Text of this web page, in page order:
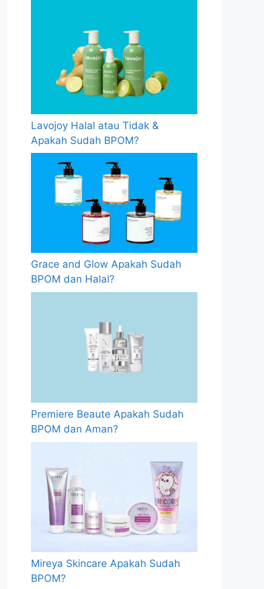
Lavojoy Halal atau Tidak &
Apakah Sudah BPOM?
Grace and Glow Apakah Sudah
BPOM dan Halal?
Premiere Beaute Apakah Sudah
BPOM dan Aman?
Mireya Skincare Apakah Sudah
BPOM?